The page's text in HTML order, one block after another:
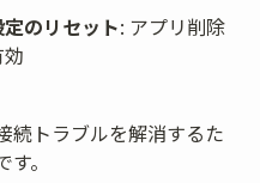
のリセット: アプリ削除
続トラブルを解消するた
。